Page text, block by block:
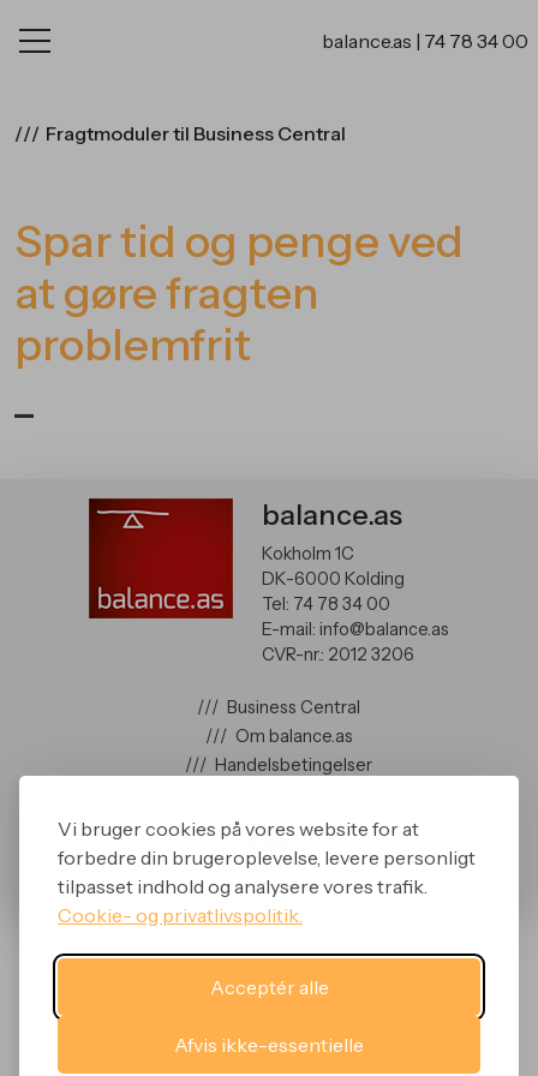
Vi bruger cookies på vores website for at
forbedre din brugeroplevelse, levere personligt
tilpasset indhold og analysere vores trafik.
Cookie- og privatlivspolitik.
Acceptér alle
Afvis ikke-essentielle
balance.as | 74 78 34 00
E-handel
Samarbejde
/// Fragtmoduler til Business Central
Spar tid og penge ved
at gøre fragten
problemfrit
balance.as
Kokholm 1C
DK-6000 Kolding
Tel: 74 78 34 00
E-mail: info@balance.as
CVR-nr.: 2012 3206
/// Business Central
/// Om balance.as
/// Handelsbetingelser